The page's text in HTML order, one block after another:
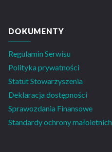
DOKUMENTY
Regulamin Serwisu
Polityka prywatności
Statut Stowarzyszenia
Deklaracja dostępności
Sprawozdania Finansowe
Standardy ochrony małoletnich